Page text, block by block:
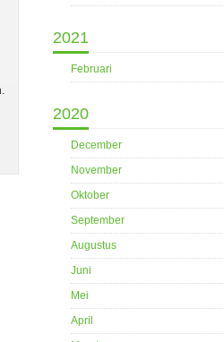
2021
Februari
2020
December
November
Oktober
September
Augustus
Juni
Mei
April